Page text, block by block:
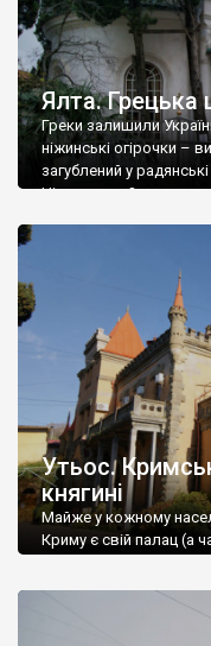
Ялта. Грецька
Греки залишили
ніжинські огірочки –
загублений у
Ніжин греки?
Утьос.
княгині
Майже у кожному
Криму є свій палац (а